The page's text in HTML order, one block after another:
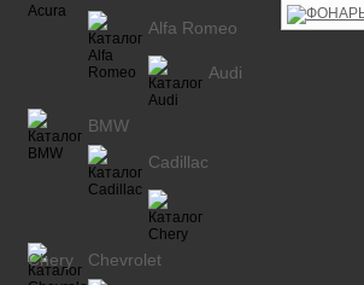
Alfa Romeo
Audi
BMW
Cadillac
Chery
Chevrolet